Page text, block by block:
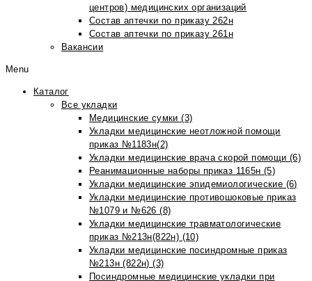
центров) медицинских организаций
Состав аптечки по приказу 262н
Состав аптечки по приказу 261н
Вакансии
Menu
Каталог
Все укладки
Медицинские сумки (3)
Укладки медицинские неотложной помощи
приказ №1183н(2)
Укладки медицинские врача скорой помощи (6)
Реанимационные наборы приказ 1165н (5)
Укладки медицинские эпидемиологические (6)
Укладки медицинские противошоковые приказ
№1079 и №626 (8)
Укладки медицинские травматологические
приказ №213н(822н) (10)
Укладки медицинские посиндромные приказ
№213н (822н) (3)
Посиндромные медицинские укладки при